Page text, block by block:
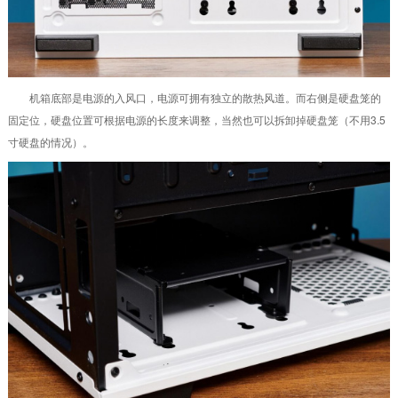
机箱底部是电源的入风口，电源可拥有独立的散热风道。而右侧是硬盘笼的
固定位，硬盘位置可根据电源的长度来调整，当然也可以拆卸掉硬盘笼（不用3.5
寸硬盘的情况）。